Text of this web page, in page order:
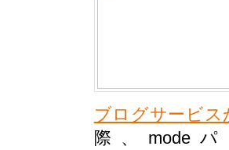
ブログサービ
際、mode